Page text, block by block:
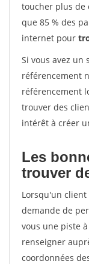
toucher plus de
que 85 % des
internet pour
Si vous avez un
référencement
référencement
trouver des
intérêt à créer
Les
trouver
Lorsqu'un
demande de
vous une piste
renseigner
coordonnées